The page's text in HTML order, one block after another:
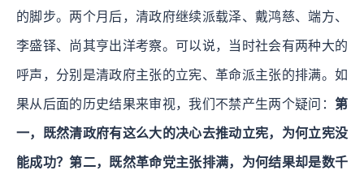
的脚步。两个月后，清政府继续派载泽、戴鸿慈、端方、
李盛铎、尚其亨出洋考察。可以说，当时社会有两种大的
呼声，分别是清政府主张的立宪、革命派主张的排满。如
果从后面的历史结果来审视，我们不禁产生两个疑问： 第
一，既然清政府有这么大的决心去推动立宪，为何立宪没
能成功？第二，既然革命党主张排满，为何结果却是数千